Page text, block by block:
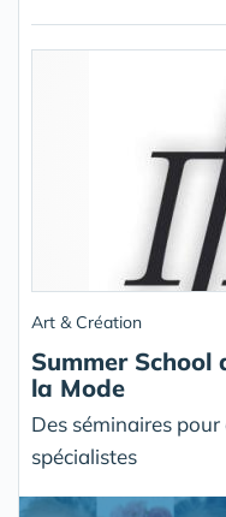
Art & Création
Summer
la Mode
Des séminaires
spécialistes